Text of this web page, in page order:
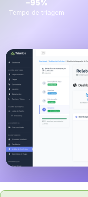
-95%
Tempo de triagem